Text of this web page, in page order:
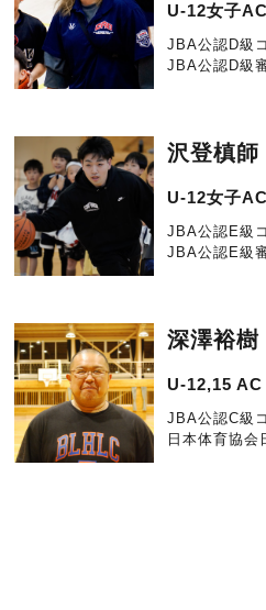
U-12女子
JBA公認D級
JBA公認D級
沢登槙師
U-12女子
JBA公認E級
JBA公認E級
深澤裕樹
U-12,15 AC
JBA公認C級
日本体育協会